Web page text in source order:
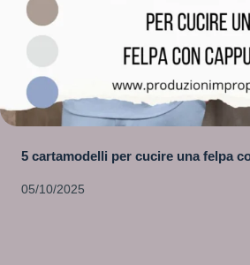
5 cartamodelli per cucire una felpa
05/10/2025